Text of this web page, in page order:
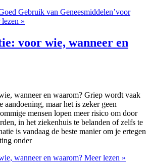
Gebruik van Geneesmiddelen’voor
»
voor wie, wanneer en
wanneer en waarom? Griep wordt vaak
aandoening, maar het is zeker geen
mensen lopen meer risico om door
in het ziekenhuis te belanden of zelfs te
is vandaag de beste manier om je ertegen
onder
wanneer en waarom? Meer lezen »